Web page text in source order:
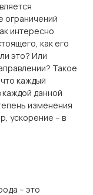
ограничений
интересно
как его
это? Или
Такое
каждый
данной
изменения
ускорение – в
– это